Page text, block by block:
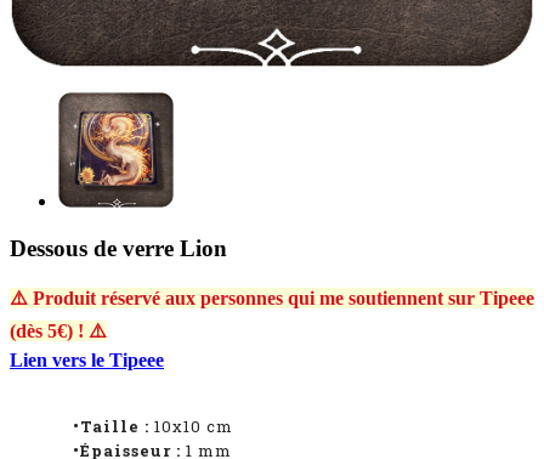
Dessous de verre Lion
⚠️ Produit réservé aux personnes qui me soutiennent sur Tipeee
(dès 5€) ! ⚠️
Lien vers le Tipeee
•Taille : 10x10 cm
•Épaisseur : 1 mm